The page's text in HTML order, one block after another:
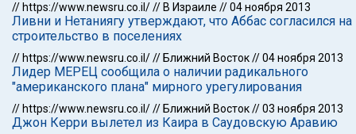
// https://www.newsru.co.il/// В Израиле //04 ноября 2013
Ливни и Нетаниягу утверждают, что Аббас согласился на
строительство в поселениях
// https://www.newsru.co.il/// Ближний Восток//04 ноября 2013
Лидер МЕРЕЦ сообщила о наличии радикального
"американского плана" мирного урегулирования
// https://www.newsru.co.il/// Ближний Восток//03 ноября 2013
Джон Керри вылетел из Каира в Саудовскую Аравию